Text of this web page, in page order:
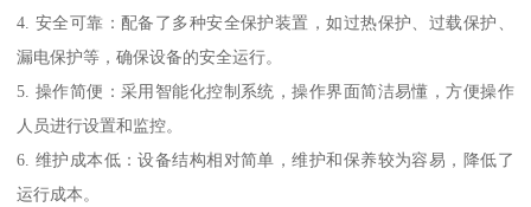
4. 安全可靠：配备了多种安全保护装置，如过热保护、过载保护、
漏电保护等，确保设备的安全运行。
5. 操作简便：采用智能化控制系统，操作界面简洁易懂，方便操作
人员进行设置和监控。
6. 维护成本低：设备结构相对简单，维护和保养较为容易，降低了
运行成本。